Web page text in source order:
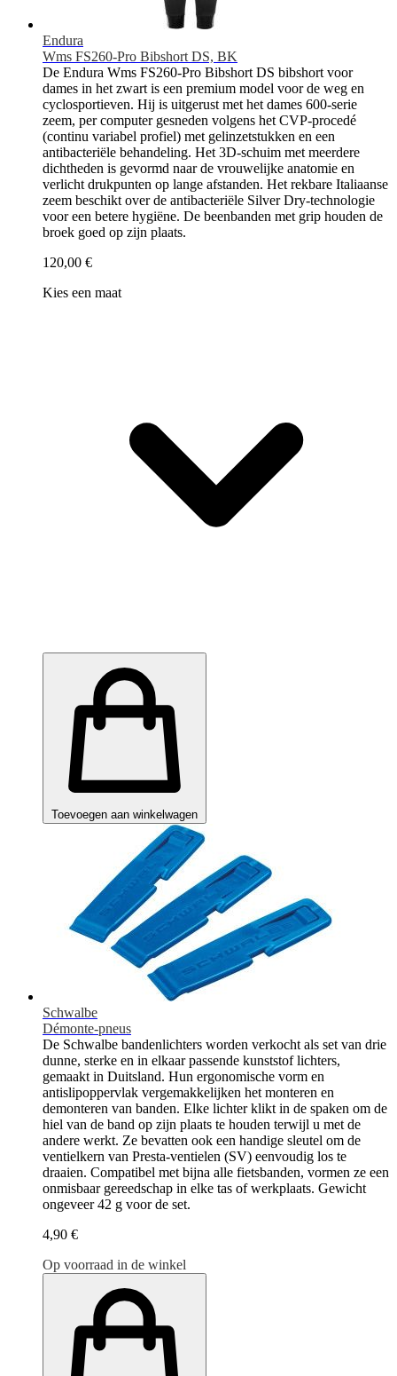
Endura
Wms FS260-Pro Bibshort DS, BK
De Endura Wms FS260-Pro Bibshort DS bibshort voor
dames in het zwart is een premium model voor de weg en
cyclosportieven. Hij is uitgerust met het dames 600-serie
zeem, per computer gesneden volgens het CVP-procedé
(continu variabel profiel) met gelinzetstukken en een
antibacteriële behandeling. Het 3D-schuim met meerdere
dichtheden is gevormd naar de vrouwelijke anatomie en
verlicht drukpunten op lange afstanden. Het rekbare Italiaanse
zeem beschikt over de antibacteriële Silver Dry-technologie
voor een betere hygiëne. De beenbanden met grip houden de
broek goed op zijn plaats.
120,00 €
Kies een maat
Toevoegen aan winkelwagen
Schwalbe
Démonte-pneus
De Schwalbe bandenlichters worden verkocht als set van drie
dunne, sterke en in elkaar passende kunststof lichters,
gemaakt in Duitsland. Hun ergonomische vorm en
antislipoppervlak vergemakkelijken het monteren en
demonteren van banden. Elke lichter klikt in de spaken om de
hiel van de band op zijn plaats te houden terwijl u met de
andere werkt. Ze bevatten ook een handige sleutel om de
ventielkern van Presta-ventielen (SV) eenvoudig los te
draaien. Compatibel met bijna alle fietsbanden, vormen ze een
onmisbaar gereedschap in elke tas of werkplaats. Gewicht
ongeveer 42 g voor de set.
4,90 €
Op voorraad in de winkel